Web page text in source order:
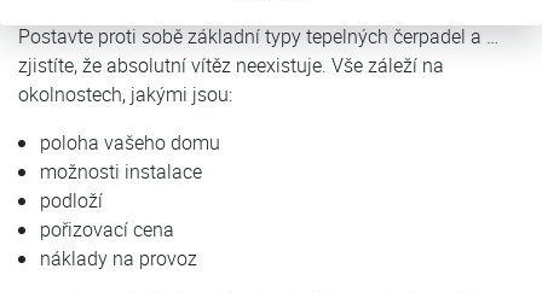
Postavte proti sobě základní typy tepelných čerpadel a …
zjistíte, že absolutní vítěz neexistuje. Vše záleží na
okolnostech, jakými jsou:
poloha vašeho domu
možnosti instalace
podloží
pořizovací cena
náklady na provoz